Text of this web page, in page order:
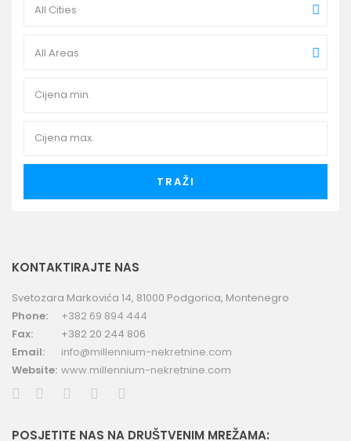
All Cities
All Areas
TRAŽI
KONTAKTIRAJTE NAS
Svetozara Markovića 14, 81000 Podgorica, Montenegro
Phone:
+382 69 894 444
Fax:
+382 20 244 806
Email:
info@millennium-nekretnine.com
Website: www.millennium-nekretnine.com
POSJETITE NAS NA DRUŠTVENIM MREŽAMA: